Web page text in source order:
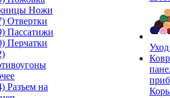
Ножи
Отвертки
Пассатижи
Перчатки
Разъем на
Уход